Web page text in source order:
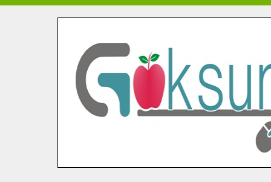
İlçe Jandarma Komutanı Karakaya’dan
Bertiz’in Yeni Köprüsünde Sona Doğru.